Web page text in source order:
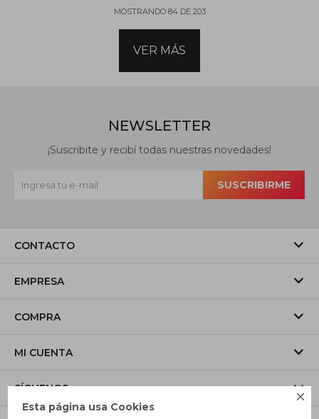

Esta página usa Cookies
MOSTRANDO 84DE 203
VER MÁS
CONTACTO
EMPRESA
COMPRA
MI CUENTA
SÍGUENOS
NEWSLETTER
¡Suscribite y recibí todas nuestras novedades!
SUSCRIBIRME